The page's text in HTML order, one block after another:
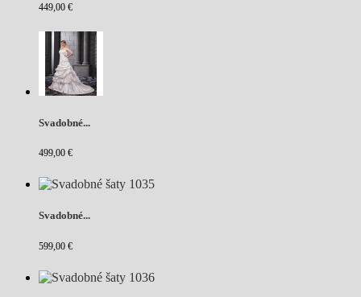
449,00 €
Svadobné...
499,00 €
Svadobné...
599,00 €